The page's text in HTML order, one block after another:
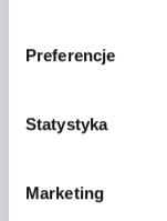
Preferencje
Statystyka
Marketing